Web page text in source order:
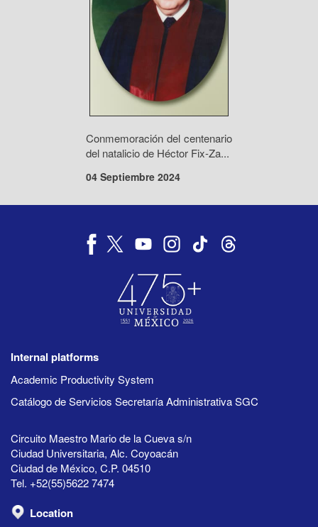
Conmemoración del centenario
del natalicio de Héctor Fix-Za...
04 Septiembre 2024
Internal platforms
Academic Productivity System
Catálogo de Servicios Secretaría Administrativa SGC
Circuito Maestro Mario de la Cueva s/n
Ciudad Universitaria, Alc. Coyoacán
Ciudad de México, C.P. 04510
Tel. +52(55)5622 7474
Location